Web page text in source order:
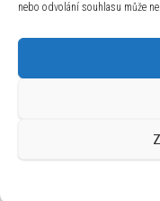
nebo odvolání souhlasu může
Používáme